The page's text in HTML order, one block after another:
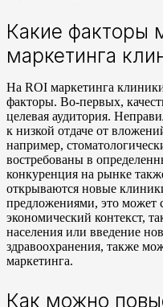
Какие факторы
маркетинга
На ROI маркетинга
факторы. Во-первых,
целевая аудитория.
к низкой отдаче от
например,
востребованы в
конкуренция на рынке
открываются новые
предложениями, это может
экономический контекст,
населения или введение
здравоохранения, также
маркетинга.
Как можно